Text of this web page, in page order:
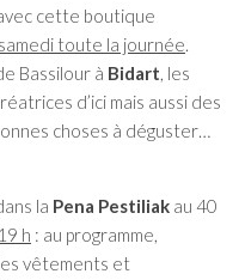
cette boutique
toute la journée.
Bassilour à Bidart, les
d’ici mais aussi des
choses à déguster…
la Pena Pestiliak au 40
h : au programme,
vêtements et